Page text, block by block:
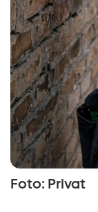
Foto: Privat